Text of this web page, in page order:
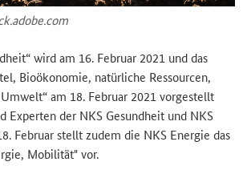
wird am 16. Fe­bru­ar 2021 und das
Bio­öko­no­mie, na­tür­li­che Res­sour­cen,
am 18. Fe­bru­ar 2021 vor­ge­stellt
Ex­per­ten der NKS Ge­sund­heit und NKS
Fe­bru­ar stellt zudem die NKS En­er­gie das
Mo­bi­li­tät" vor.